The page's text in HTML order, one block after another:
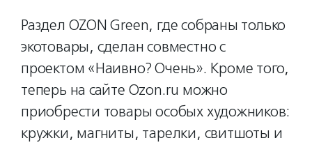
Раздел OZON Green, где собраны только
экотовары, сделан совместно с
проектом «Наивно? Очень». Кроме того,
теперь на сайте Ozon.ru можно
приобрести товары особых художников:
кружки, магниты, тарелки, свитшоты и